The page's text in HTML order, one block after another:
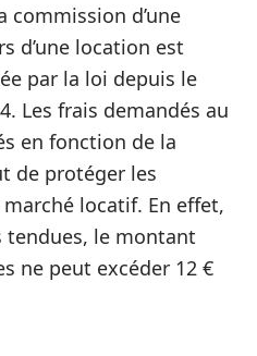
commission d’une
d’une location est
par la loi depuis le
Les frais demandés au
en fonction de la
de protéger les
locatif. En effet,
tendues, le montant
ne peut excéder 12 €